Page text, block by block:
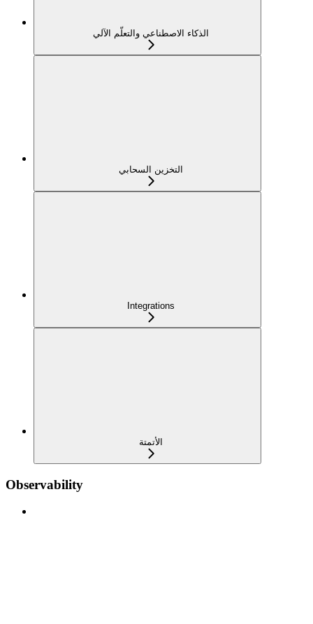
الذكاء الاصطناعي والتعلّم الآلي
التخزين السحابي
Integrations
الأتمتة
Observability